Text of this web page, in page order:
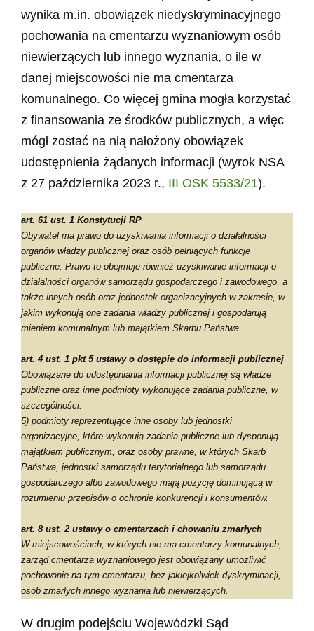
wynika m.in. obowiązek niedyskryminacyjnego
pochowania na cmentarzu wyznaniowym osób
niewierzących lub innego wyznania, o ile w
danej miejscowości nie ma cmentarza
komunalnego. Co więcej gmina mogła korzystać
z finansowania ze środków publicznych, a więc
mógł zostać na nią nałożony obowiązek
udostępnienia żądanych informacji (wyrok NSA
z 27 października 2023 r., III OSK 5533/21).
art. 61 ust. 1 Konstytucji RP
Obywatel ma prawo do uzyskiwania informacji o działalności
organów władzy publicznej oraz osób pełniących funkcje
publiczne. Prawo to obejmuje również uzyskiwanie informacji o
działalności organów samorządu gospodarczego i zawodowego, a
także innych osób oraz jednostek organizacyjnych w zakresie, w
jakim wykonują one zadania władzy publicznej i gospodarują
mieniem komunalnym lub majątkiem Skarbu Państwa.
art. 4 ust. 1 pkt 5 ustawy o dostępie do informacji publicznej
Obowiązane do udostępniania informacji publicznej są władze
publiczne oraz inne podmioty wykonujące zadania publiczne, w
szczególności:
5) podmioty reprezentujące inne osoby lub jednostki
organizacyjne, które wykonują zadania publiczne lub dysponują
majątkiem publicznym, oraz osoby prawne, w których Skarb
Państwa, jednostki samorządu terytorialnego lub samorządu
gospodarczego albo zawodowego mają pozycję dominującą w
rozumieniu przepisów o ochronie konkurencji i konsumentów.
art. 8 ust. 2 ustawy o cmentarzach i chowaniu zmarłych
W miejscowościach, w których nie ma cmentarzy komunalnych,
zarząd cmentarza wyznaniowego jest obowiązany umożliwić
pochowanie na tym cmentarzu, bez jakiejkolwiek dyskryminacji,
osób zmarłych innego wyznania lub niewierzących.
W drugim podejściu Wojewódzki Sąd